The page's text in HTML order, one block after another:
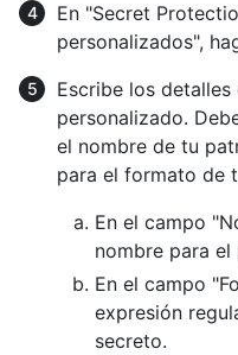
En "Secret
personalizados",
Escribe los
personalizado.
el nombre de tu
para el formato de
En el campo
nombre para el
En el campo
expresión
secreto.